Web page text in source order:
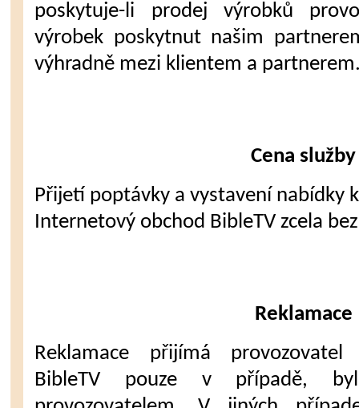
poskytuje-li prodej výrobků
výrobek poskytnut našim
výhradně mezi klientem a
Cena služby
Přijetí poptávky a vystavení nabídky
Internetový obchod BibleTV zcela
Reklamace
Reklamace přijímá
BibleTV pouze v případě,